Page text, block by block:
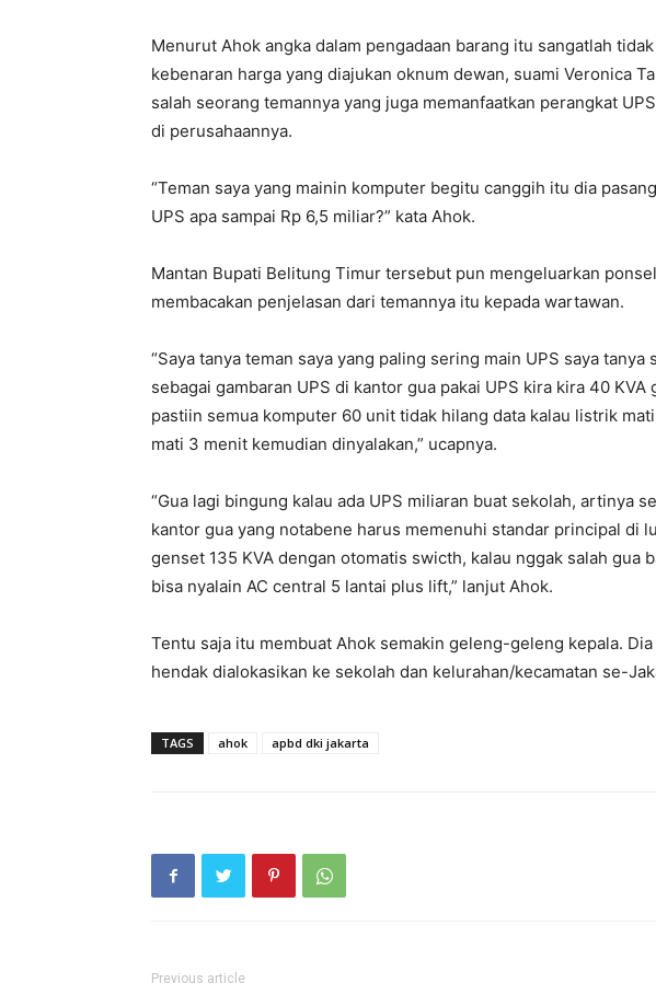
Menurut Ahok angka dalam pengadaan barang itu sangatlah
kebenaran harga yang diajukan oknum dewan, suami Veronica
salah seorang temannya yang juga memanfaatkan perangkat
di perusahaannya.
“Teman saya yang mainin komputer begitu canggih itu dia
UPS apa sampai Rp 6,5 miliar?” kata Ahok.
Mantan Bupati Belitung Timur tersebut pun mengeluarkan
membacakan penjelasan dari temannya itu kepada wartawan.
“Saya tanya teman saya yang paling sering main UPS saya tanya
sebagai gambaran UPS di kantor gua pakai UPS kira kira 40 KVA
pastiin semua komputer 60 unit tidak hilang data kalau listrik
mati 3 menit kemudian dinyalakan,” ucapnya.
“Gua lagi bingung kalau ada UPS miliaran buat sekolah, artinya
kantor gua yang notabene harus memenuhi standar principal di
genset 135 KVA dengan otomatis swicth, kalau nggak salah gua
bisa nyalain AC central 5 lantai plus lift,” lanjut Ahok.
Tentu saja itu membuat Ahok semakin geleng-geleng kepala.
hendak dialokasikan ke sekolah dan kelurahan/kecamatan se-
TAGS ahok apbd dki jakarta
Previous article